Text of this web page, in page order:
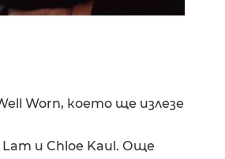
Worn, което ще излезе
и Chloe Kaul. Още